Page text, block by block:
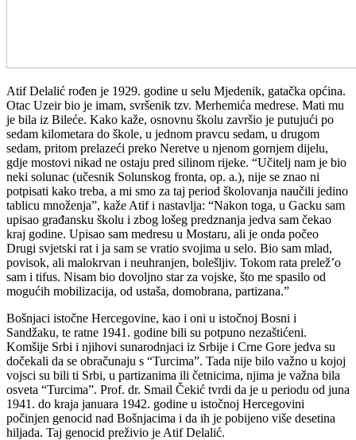
Atif Delalić rođen je 1929. godine u selu Mjedenik, gatačka općina.
Otac Uzeir bio je imam, svršenik tzv. Merhemića medrese. Mati mu
je bila iz Bileće. Kako kaže, osnovnu školu završio je putujući po
sedam kilometara do škole, u jednom pravcu sedam, u drugom
sedam, pritom prelazeći preko Neretve u njenom gornjem dijelu,
gdje mostovi nikad ne ostaju pred silinom rijeke. “Učitelj nam je bio
neki solunac (učesnik Solunskog fronta, op. a.), nije se znao ni
potpisati kako treba, a mi smo za taj period školovanja naučili jedino
tablicu množenja”, kaže Atif i nastavlja: “Nakon toga, u Gacku sam
upisao građansku školu i zbog lošeg predznanja jedva sam čekao
kraj godine. Upisao sam medresu u Mostaru, ali je onda počeo
Drugi svjetski rat i ja sam se vratio svojima u selo. Bio sam mlad,
povisok, ali malokrvan i neuhranjen, bolešljiv. Tokom rata prelež’o
sam i tifus. Nisam bio dovoljno star za vojske, što me spasilo od
mogućih mobilizacija, od ustaša, domobrana, partizana.”
Bošnjaci istočne Hercegovine, kao i oni u istočnoj Bosni i
Sandžaku, te ratne 1941. godine bili su potpuno nezaštićeni.
Komšije Srbi i njihovi sunarodnjaci iz Srbije i Crne Gore jedva su
dočekali da se obračunaju s “Turcima”. Tada nije bilo važno u kojoj
vojsci su bili ti Srbi, u partizanima ili četnicima, njima je važna bila
osveta “Turcima”. Prof. dr. Smail Čekić tvrdi da je u periodu od juna
1941. do kraja januara 1942. godine u istočnoj Hercegovini
počinjen genocid nad Bošnjacima i da ih je pobijeno više desetina
hiljada. Taj genocid preživio je Atif Delalić.